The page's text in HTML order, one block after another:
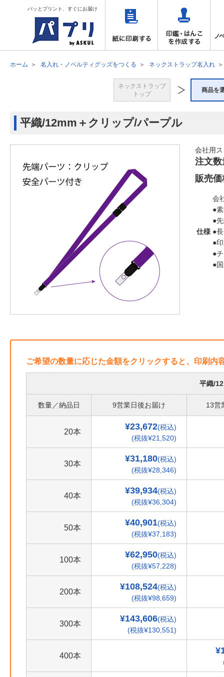
パッとプリント、すぐにお届け
ホーム 名入れ・ノベルティグッズをつくる ネックストラップ名入れ
ネックストラップ
トップ
商品を
平織/12mm＋クリップ/パープル
会社用
注文数
販売価
仕様
会
●
●
●
●
●
●
ご希望の数量に応じた金額をクリックすると、印刷内
平織/
数量／納品日 9営業日後お届け 13営
20本
¥23,672(税込)
(税抜¥21,520)
30本
¥31,180(税込)
(税抜¥28,346)
40本
¥39,934(税込)
(税抜¥36,304)
50本
¥40,901(税込)
(税抜¥37,183)
100本
¥62,950(税込)
(税抜¥57,228)
200本
¥108,524(税込)
(税抜¥98,659)
300本
¥143,606(税込)
(税抜¥130,551)
400本